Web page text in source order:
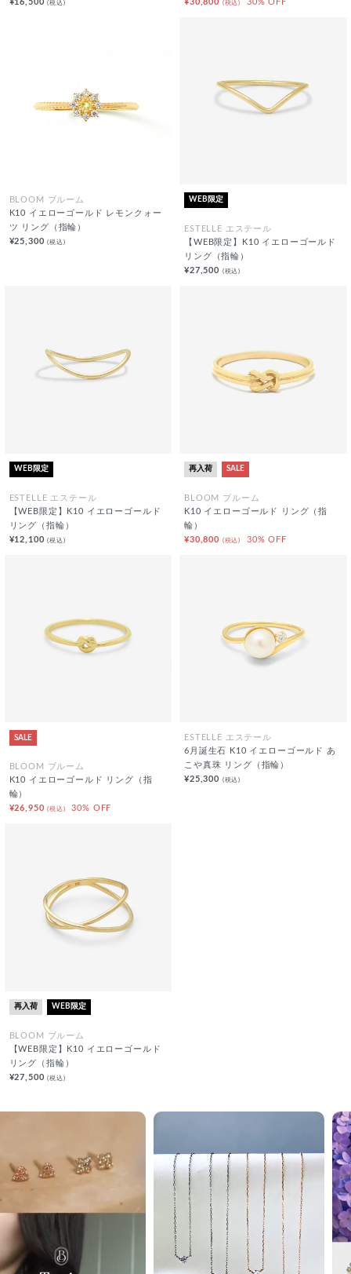
¥16,500(税込) ¥30,800 (税込) 30% OFF
BLOOM ブルーム
K10 イエローゴールド レモンクォー
ツ リング（指輪）
¥25,300(税込)
WEB限定
ESTELLE エステール
【WEB限定】K10 イエローゴールド
リング（指輪）
¥27,500 (税込)
WEB限定
ESTELLE エステール
【WEB限定】K10 イエローゴールド
リング（指輪）
¥12,100(税込)
再入荷 SALE
BLOOM ブルーム
K10 イエローゴールド リング（指
輪）
¥30,800 (税込) 30% OFF
SALE
BLOOM ブルーム
K10 イエローゴールド リング（指
輪）
¥26,950(税込) 30% OFF
ESTELLE エステール
6月誕生石 K10 イエローゴールド あ
こや真珠 リング（指輪）
¥25,300 (税込)
再入荷 WEB限定
BLOOM ブルーム
【WEB限定】K10 イエローゴールド
リング（指輪）
¥27,500(税込)